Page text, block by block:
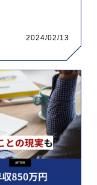
2024/02/13